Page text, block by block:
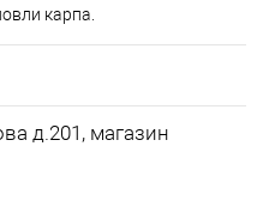
карпа.
д.201, магазин